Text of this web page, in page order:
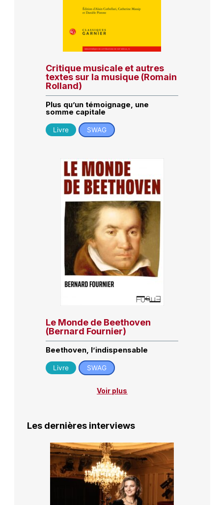
Critique musicale et autres
textes sur la musique (Romain
Rolland)
Plus qu’un témoignage, une
somme capitale
Livre SWAG
Le Monde de Beethoven
(Bernard Fournier)
Beethoven, l’indispensable
Livre SWAG
Voir plus
Les dernières interviews